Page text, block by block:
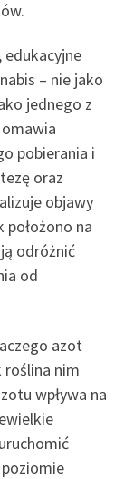
– nie jako
jednego z
pobierania i
oraz
objawy
położono na
odróżnić
od
azot
nim
wpływa na